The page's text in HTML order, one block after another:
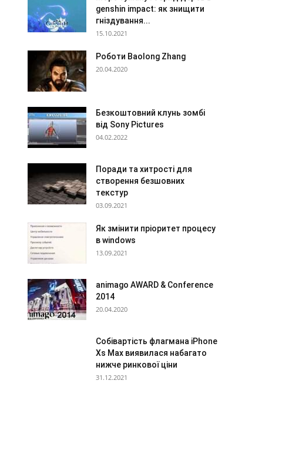
genshin impact: як знищити
гніздування...
15.10.2021
Роботи Baolong Zhang
20.04.2020
Безкоштовний клунь зомбі
від Sony Pictures
04.02.2022
Поради та хитрості для
створення безшовних
текстур
03.09.2021
Як змінити пріоритет процесу
в windows
13.09.2021
animago AWARD & Conference
2014
20.04.2020
Собівартість флагмана iPhone
Xs Max виявилася набагато
нижче ринкової ціни
31.12.2021